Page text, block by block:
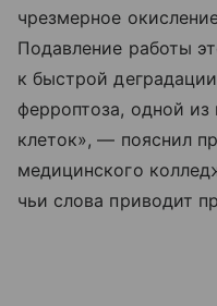
чрезмерное
Подавление работы
к быстрой
ферроптоза, одной
клеток», — пояснил
медицинского
чьи слова приводит